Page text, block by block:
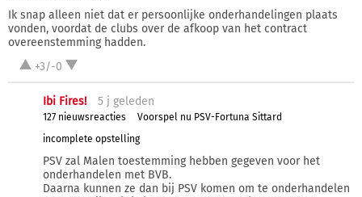
Ik snap alleen niet dat er persoonlijke onderhandelingen plaats
vonden, voordat de clubs over de afkoop van het contract
overeenstemming hadden.
+3/-0
Ibi Fires! 5 j geleden
127 nieuwsreacties
Voorspel nu PSV-Fortuna Sittard
incomplete opstelling
PSV zal Malen toestemming hebben gegeven voor het
onderhandelen met BVB.
Daarna kunnen ze dan bij PSV komen om te onderhandelen